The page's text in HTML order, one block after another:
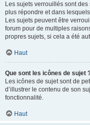
Les sujets verrouillés sont
plus répondre et dans
Les sujets peuvent être
forum pour de multiples
propres sujets, si cela a été
Haut
Que sont les icônes de sujet
Les icônes de sujet sont de
d’illustrer le contenu de son
fonctionnalité.
Haut